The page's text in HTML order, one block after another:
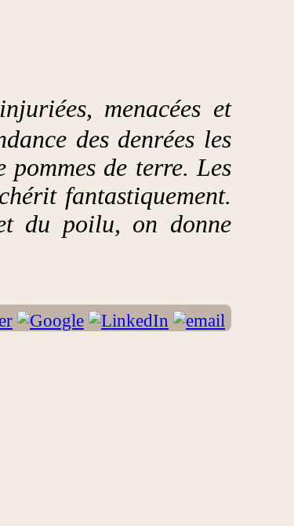
menacées et
des denrées les
de terre. Les
fantastiquement.
du poilu, on donne